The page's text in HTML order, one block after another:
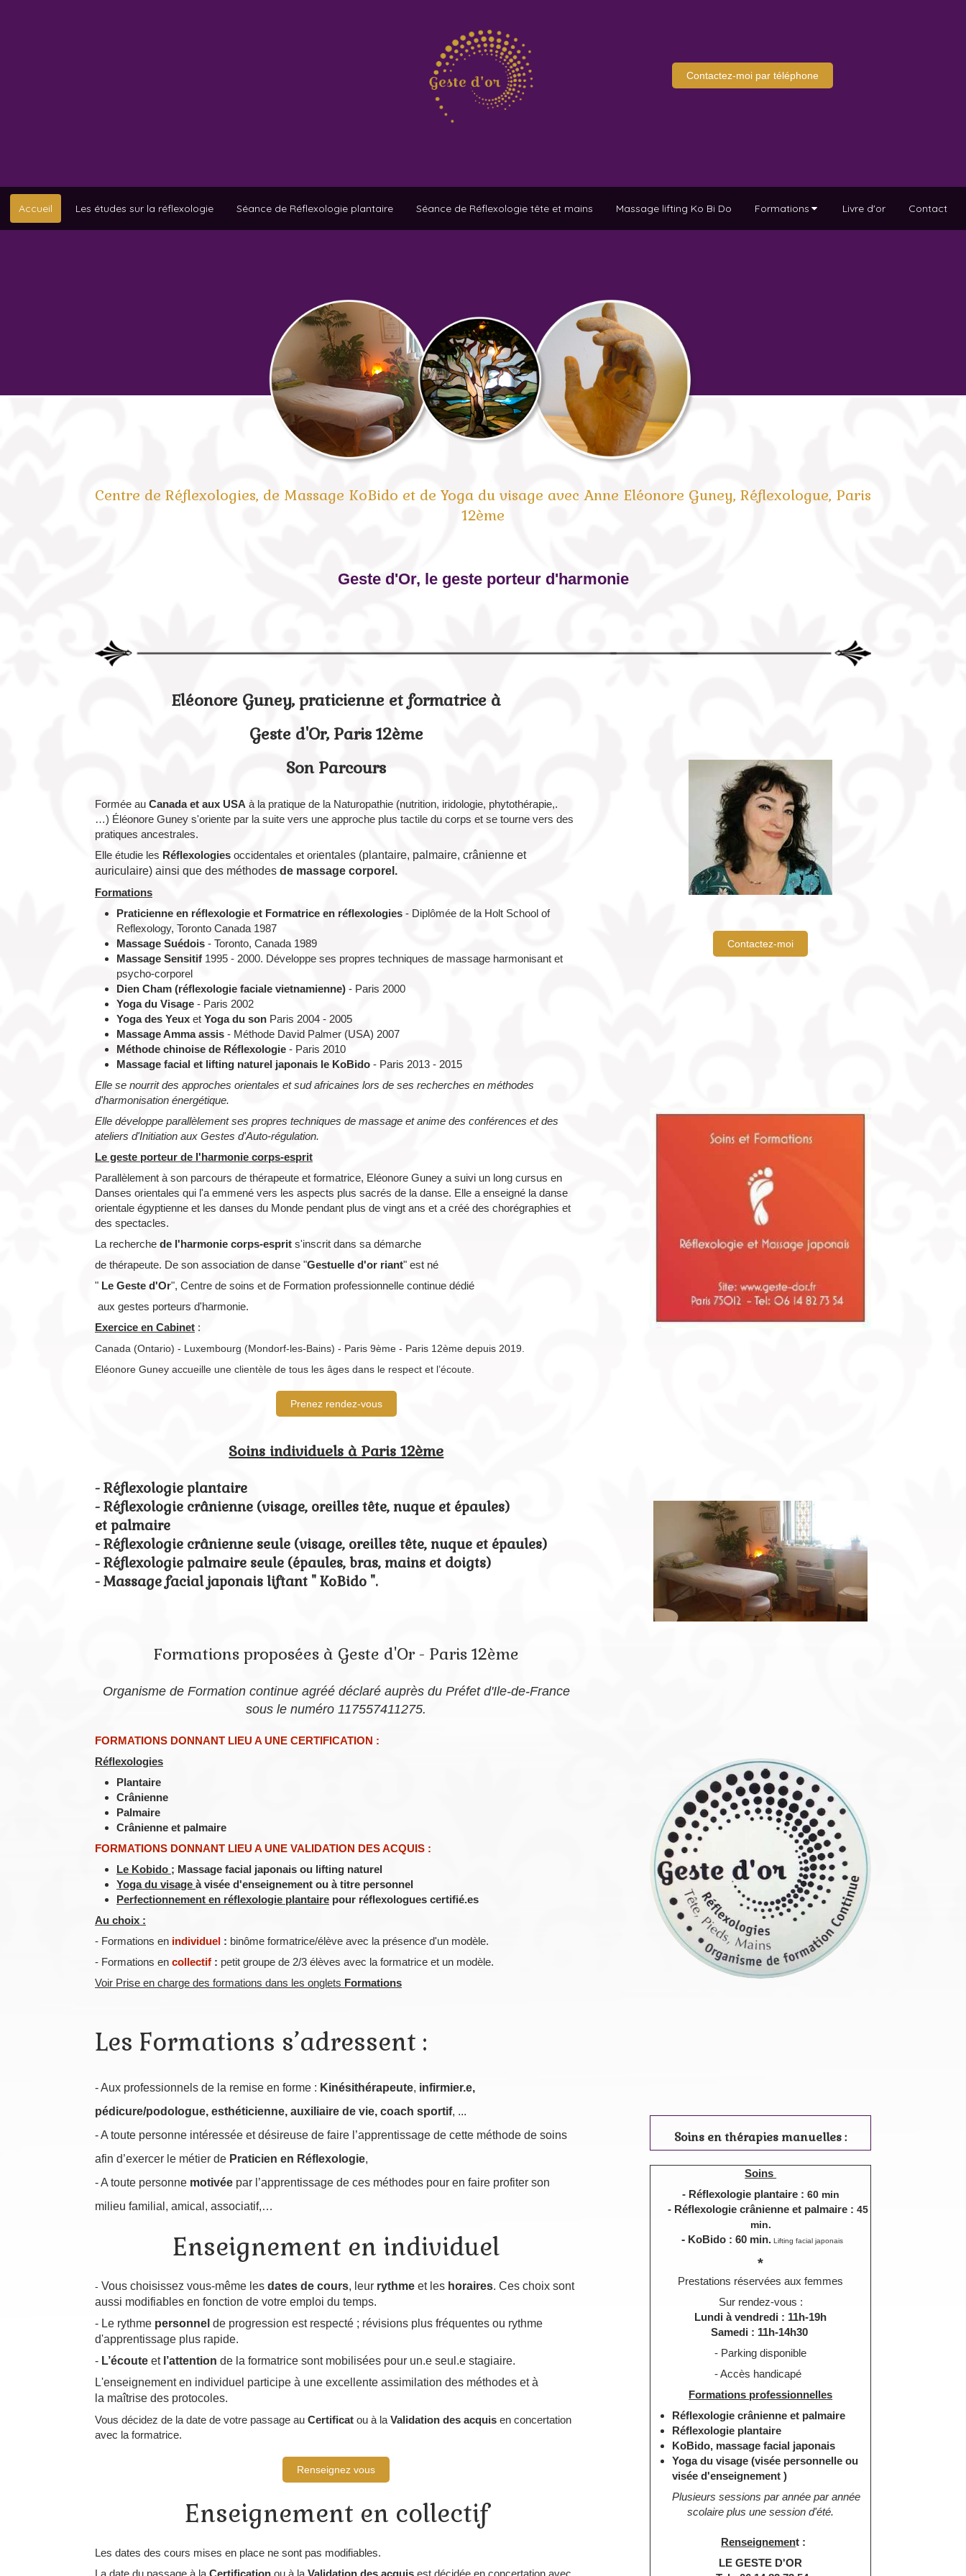
Accueil Les études sur la réflexologie Séance de Réflexologie plantaire Séance de Réflexologie tête et mains Massage lifting Ko Bi Do Formations Livre d'or Contact
Contactez-moi par téléphone
Centre de Réflexologies, de Massage KoBido et de Yoga du visage avec Anne Eléonore Guney, Réflexologue, Paris
12ème
Geste d'Or, le geste porteur d'harmonie
Eléonore Guney, praticienne et formatrice à
Geste d'Or, Paris 12ème
Son Parcours
Formée au Canada et aux USA à la pratique de la Naturopathie (nutrition, iridologie, phytothérapie,.
…) Éléonore Guney s'oriente par la suite vers une approche plus tactile du corps et se tourne vers des
pratiques ancestrales.
Elle étudie les Réflexologies occidentales et orientales (plantaire, palmaire, crânienne et
auriculaire) ainsi que des méthodes de massage corporel.
Formations
Praticienne en réflexologie et Formatrice en réflexologies - Diplômée de la Holt School of
Reflexology, Toronto Canada 1987
Massage Suédois - Toronto, Canada 1989
Massage Sensitif 1995 - 2000. Développe ses propres techniques de massage harmonisant et
psycho-corporel
Dien Cham (réflexologie faciale vietnamienne) - Paris 2000
Yoga du Visage - Paris 2002
Yoga des Yeux et Yoga du son Paris 2004 - 2005
Massage Amma assis - Méthode David Palmer (USA) 2007
Méthode chinoise de Réflexologie - Paris 2010
Massage facial et lifting naturel japonais le KoBido - Paris 2013 - 2015
Elle se nourrit des approches orientales et sud africaines lors de ses recherches en méthodes
d'harmonisation énergétique.
Elle développe parallèlement ses propres techniques de massage et anime des conférences et des
ateliers d'Initiation aux Gestes d'Auto-régulation.
Le geste porteur de l'harmonie corps-esprit
Parallèlement à son parcours de thérapeute et formatrice, Eléonore Guney a suivi un long cursus en
Danses orientales qui l'a emmené vers les aspects plus sacrés de la danse. Elle a enseigné la danse
orientale égyptienne et les danses du Monde pendant plus de vingt ans et a créé des chorégraphies et
des spectacles.
La recherche de l'harmonie corps-esprit s'inscrit dans sa démarche
de thérapeute. De son association de danse "Gestuelle d'or riant" est né
" Le Geste d'Or", Centre de soins et de Formation professionnelle continue dédié
aux gestes porteurs d'harmonie.
Exercice en Cabinet :
Canada (Ontario) - Luxembourg (Mondorf-les-Bains) - Paris 9ème - Paris 12ème depuis 2019.
Eléonore Guney accueille une clientèle de tous les âges dans le respect et l’écoute.
Prenez rendez-vous
Soins individuels à Paris 12ème
- Réflexologie plantaire
- Réflexologie crânienne (visage, oreilles tête, nuque et épaules)
et palmaire
- Réflexologie crânienne seule (visage, oreilles tête, nuque et épaules)
- Réflexologie palmaire seule (épaules, bras, mains et doigts)
- Massage facial japonais liftant " KoBido ".
Formations proposées à Geste d'Or - Paris 12ème
Organisme de Formation continue agréé déclaré auprès du Préfet d'Ile-de-France
sous le numéro 117557411275.
FORMATIONS DONNANT LIEU A UNE CERTIFICATION :
Réflexologies
Plantaire
Crânienne
Palmaire
Crânienne et palmaire
FORMATIONS DONNANT LIEU A UNE VALIDATION DES ACQUIS :
Le Kobido ; Massage facial japonais ou lifting naturel
Yoga du visage à visée d'enseignement ou à titre personnel
Perfectionnement en réflexologie plantaire pour réflexologues certifié.es
Au choix :
- Formations en individuel : binôme formatrice/élève avec la présence d'un modèle.
- Formations en collectif : petit groupe de 2/3 élèves avec la formatrice et un modèle.
Voir Prise en charge des formations dans les onglets Formations
Les Formations s’adressent :
- Aux professionnels de la remise en forme : Kinésithérapeute, infirmier.e,
pédicure/podologue, esthéticienne, auxiliaire de vie, coach sportif, ...
- A toute personne intéressée et désireuse de faire l’apprentissage de cette méthode de soins
afin d’exercer le métier de Praticien en Réflexologie,
- A toute personne motivée par l’apprentissage de ces méthodes pour en faire profiter son
milieu familial, amical, associatif,…
Enseignement en individuel
- Vous choisissez vous-même les dates de cours, leur rythme et les horaires. Ces choix sont
aussi modifiables en fonction de votre emploi du temps.
- Le rythme personnel de progression est respecté ; révisions plus fréquentes ou rythme
d'apprentissage plus rapide.
- L’écoute et l’attention de la formatrice sont mobilisées pour un.e seul.e stagiaire.
L'enseignement en individuel participe à une excellente assimilation des méthodes et à
la maîtrise des protocoles.
Vous décidez de la date de votre passage au Certificat ou à la Validation des acquis en concertation
avec la formatrice.
Renseignez vous
Enseignement en collectif
Les dates des cours mises en place ne sont pas modifiables.
La date du passage à la Certification ou à la Validation des acquis est décidée en concertation avec
Contactez-moi
Soins en thérapies manuelles :
Soins
- Réflexologie plantaire : 60 min
- Réflexologie crânienne et palmaire : 45
min.
- KoBido : 60 min. Lifting facial japonais
*
Prestations réservées aux femmes
Sur rendez-vous :
Lundi à vendredi : 11h-19h
Samedi : 11h-14h30
- Parking disponible
- Accès handicapé
Formations professionnelles
Réflexologie crânienne et palmaire
Réflexologie plantaire
KoBido, massage facial japonais
Yoga du visage (visée personnelle ou
visée d'enseignement )
Plusieurs sessions par année par année
scolaire plus une session d'été.
Renseignement :
LE GESTE D'OR